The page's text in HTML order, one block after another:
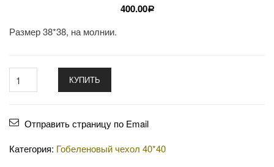
400.00Р
Размер 38*38, на молнии.
КУПИТЬ
Отправить страницу по Email
Категория: Гобеленовый чехол 40*40